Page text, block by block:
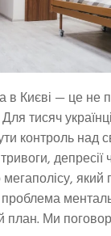
в Києві — це не
тисяч
контроль над
депресії
план. Ми